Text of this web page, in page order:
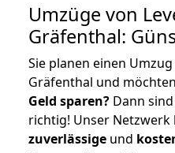
Umzüge von
Gräfenthal:
Sie planen einen
Gräfenthal und
Geld sparen? Dann
richtig! Unser Netzwerk
zuverlässige und